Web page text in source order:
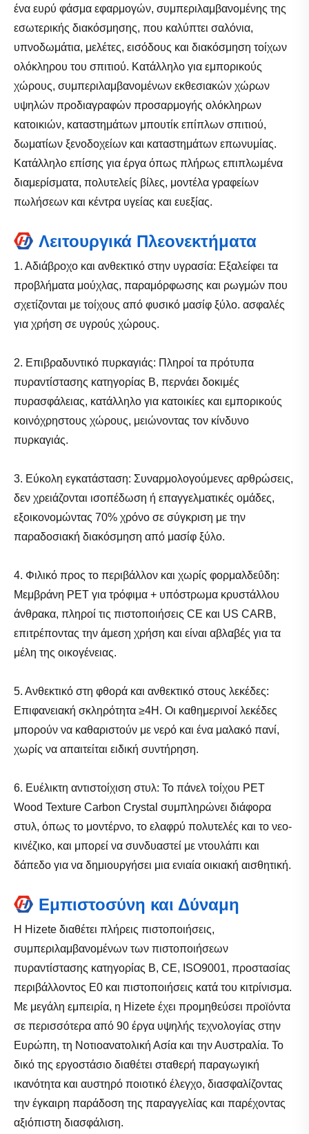
ένα ευρύ φάσμα εφαρμογών, συμπεριλαμβανομένης της
εσωτερικής διακόσμησης, που καλύπτει σαλόνια,
υπνοδωμάτια, μελέτες, εισόδους και διακόσμηση τοίχων
ολόκληρου του σπιτιού. Κατάλληλο για εμπορικούς
χώρους, συμπεριλαμβανομένων εκθεσιακών χώρων
υψηλών προδιαγραφών προσαρμογής ολόκληρων
κατοικιών, καταστημάτων μπουτίκ επίπλων σπιτιού,
δωματίων ξενοδοχείων και καταστημάτων επωνυμίας.
Κατάλληλο επίσης για έργα όπως πλήρως επιπλωμένα
διαμερίσματα, πολυτελείς βίλες, μοντέλα γραφείων
πωλήσεων και κέντρα υγείας και ευεξίας.
Λειτουργικά Πλεονεκτήματα
1. Αδιάβροχο και ανθεκτικό στην υγρασία: Εξαλείφει τα
προβλήματα μούχλας, παραμόρφωσης και ρωγμών που
σχετίζονται με τοίχους από φυσικό μασίφ ξύλο. ασφαλές
για χρήση σε υγρούς χώρους.
2. Επιβραδυντικό πυρκαγιάς: Πληροί τα πρότυπα
πυραντίστασης κατηγορίας Β, περνάει δοκιμές
πυρασφάλειας, κατάλληλο για κατοικίες και εμπορικούς
κοινόχρηστους χώρους, μειώνοντας τον κίνδυνο
πυρκαγιάς.
3. Εύκολη εγκατάσταση: Συναρμολογούμενες αρθρώσεις,
δεν χρειάζονται ισοπέδωση ή επαγγελματικές ομάδες,
εξοικονομώντας 70% χρόνο σε σύγκριση με την
παραδοσιακή διακόσμηση από μασίφ ξύλο.
4. Φιλικό προς το περιβάλλον και χωρίς φορμαλδεΰδη:
Μεμβράνη PET για τρόφιμα + υπόστρωμα κρυστάλλου
άνθρακα, πληροί τις πιστοποιήσεις CE και US CARB,
επιτρέποντας την άμεση χρήση και είναι αβλαβές για τα
μέλη της οικογένειας.
5. Ανθεκτικό στη φθορά και ανθεκτικό στους λεκέδες:
Επιφανειακή σκληρότητα ≥4H. Οι καθημερινοί λεκέδες
μπορούν να καθαριστούν με νερό και ένα μαλακό πανί,
χωρίς να απαιτείται ειδική συντήρηση.
6. Ευέλικτη αντιστοίχιση στυλ: Το πάνελ τοίχου PET
Wood Texture Carbon Crystal συμπληρώνει διάφορα
στυλ, όπως το μοντέρνο, το ελαφρύ πολυτελές και το νεο-
κινέζικο, και μπορεί να συνδυαστεί με ντουλάπι και
δάπεδο για να δημιουργήσει μια ενιαία οικιακή αισθητική.
Εμπιστοσύνη και Δύναμη
Η Hizete διαθέτει πλήρεις πιστοποιήσεις,
συμπεριλαμβανομένων των πιστοποιήσεων
πυραντίστασης κατηγορίας Β, CE, ISO9001, προστασίας
περιβάλλοντος E0 ​​και πιστοποιήσεις κατά του κιτρίνισμα.
Με μεγάλη εμπειρία, η Hizete έχει προμηθεύσει προϊόντα
σε περισσότερα από 90 έργα υψηλής τεχνολογίας στην
Ευρώπη, τη Νοτιοανατολική Ασία και την Αυστραλία. Το
δικό της εργοστάσιο διαθέτει σταθερή παραγωγική
ικανότητα και αυστηρό ποιοτικό έλεγχο, διασφαλίζοντας
την έγκαιρη παράδοση της παραγγελίας και παρέχοντας
αξιόπιστη διασφάλιση.